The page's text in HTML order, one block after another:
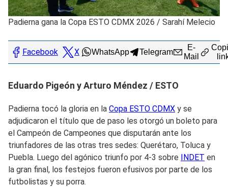
Padierna gana la Copa ESTO CDMX 2026 / Sarahí Melecio
Facebook X WhatsApp Telegram
E-
Mail
Eduardo Pigeón y Arturo Méndez / ESTO
Padierna tocó la gloria en la Copa ESTO CDMX y se
adjudicaron el título que de paso les otorgó un boleto para
el Campeón de Campeones que disputarán ante los
triunfadores de las otras tres sedes: Querétaro, Toluca y
Puebla. Luego del agónico triunfo por 4-3 sobre INDET en
la gran final, los festejos fueron efusivos por parte de los
futbolistas y su porra.